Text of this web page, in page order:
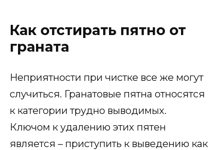
Как отстирать пятно от
граната
Неприятности при чистке все же могут
случиться. Гранатовые пятна относятся
к категории трудно выводимых.
Ключом к удалению этих пятен
является – приступить к выведению как